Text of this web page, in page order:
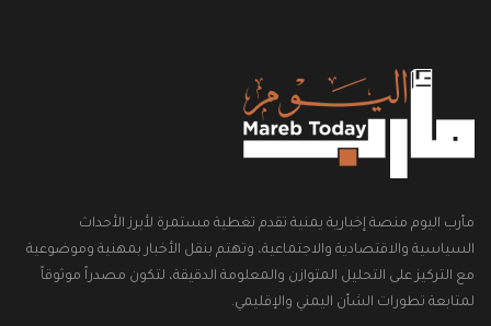
مأرب اليوم منصة إخبارية يمنية تقدم تغطية مستمرة لأبرز الأحداث
السياسية والاقتصادية والاجتماعية، وتهتم بنقل الأخبار بمهنية وموضوعية
مع التركيز على التحليل المتوازن والمعلومة الدقيقة، لتكون مصدراً موثوقاً
لمتابعة تطورات الشأن اليمني والإقليمي.